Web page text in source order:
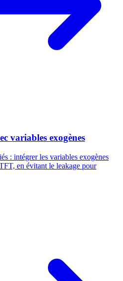
variables exogènes
: intégrer les variables exogènes
en évitant le leakage pour